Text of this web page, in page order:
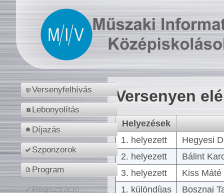
Versenyfelhívás
Lebonyolítás
Díjazás
Szponzorok
Program
Regisztráció
Versenyen
Helyezések
1. helyezett
Hegyesi
2. helyezett
Bálint
3. helyezett
Kiss
1. különdíjas
Bosznai